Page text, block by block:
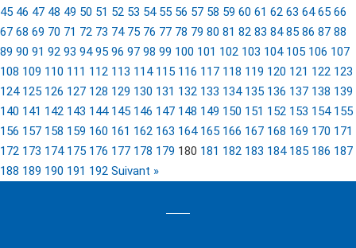
45 46 47 48 49 50 51 52 53 54 55 56 57 58 59 60 61 62 63 64 65 66
67 68 69 70 71 72 73 74 75 76 77 78 79 80 81 82 83 84 85 86 87 88
89 90 91 92 93 94 95 96 97 98 99 100 101 102 103 104 105 106 107
108 109 110 111 112 113 114 115 116 117 118 119 120 121 122 123
124 125 126 127 128 129 130 131 132 133 134 135 136 137 138 139
140 141 142 143 144 145 146 147 148 149 150 151 152 153 154 155
156 157 158 159 160 161 162 163 164 165 166 167 168 169 170 171
172 173 174 175 176 177 178 179 180 181 182 183 184 185 186 187
188 189 190 191 192 Suivant »